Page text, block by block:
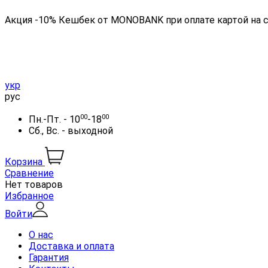
Акция -10% Кешбек от MONOBANK при оплате картой на
укр
рус
Пн.-Пт. - 1000-1800
Сб., Вс. - выходной
Корзина
Сравнение
Нет товаров
Избранное
Войти
О нас
Доставка и оплата
Гарантия